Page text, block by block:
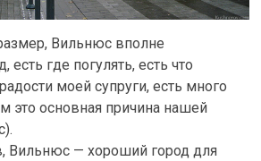
Вильнюс вполне
есть где погулять, есть что
моей супруги, есть много
это основная причина нашей
Вильнюс — хороший город для